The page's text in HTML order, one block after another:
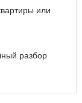
или
разбор